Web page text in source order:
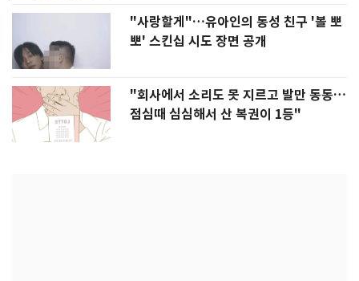
"사랑할게"…유아인의 동성 친구 '볼 뽀
뽀' 스킨십 시도 장면 공개
"회사에서 소리도 못 지르고 발만 동동…
점심때 심심해서 산 복권이 1등"